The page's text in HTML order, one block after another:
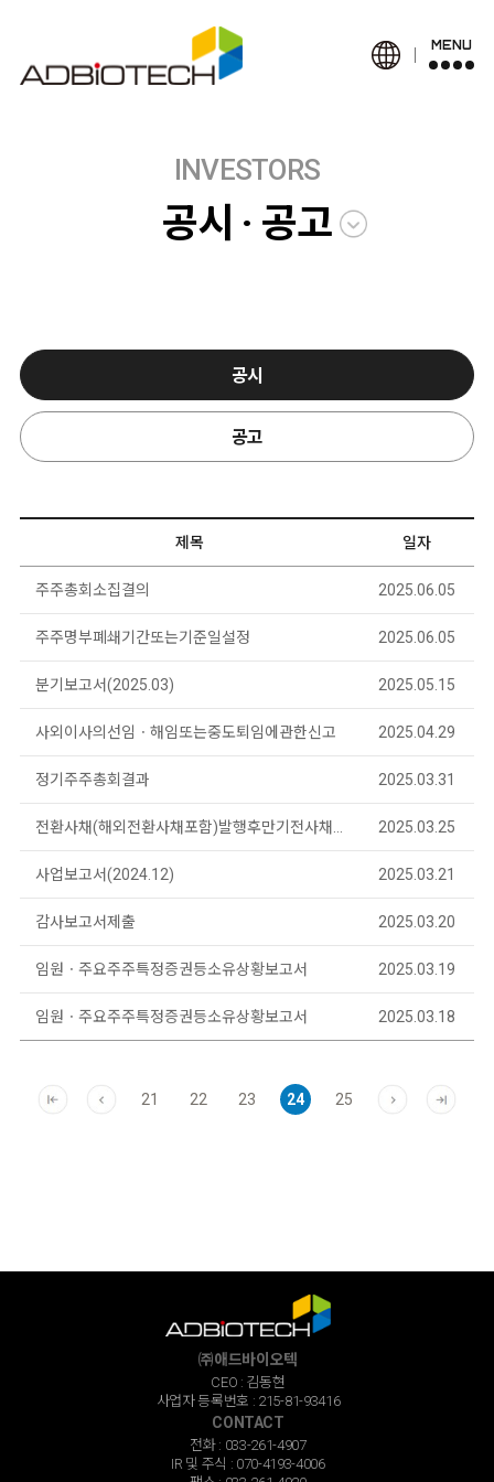
MENU
INVESTORS
공시 · 공고
공시
공고
제목 일자
주주총회소집결의 2025.06.05
주주명부폐쇄기간또는기준일설정 2025.06.05
분기보고서(2025.03) 2025.05.15
사외이사의선임ㆍ해임또는중도퇴임에관한신고 2025.04.29
정기주주총회결과 2025.03.31
2025.03.25
사업보고서(2024.12) 2025.03.21
감사보고서제출 2025.03.20
임원ㆍ주요주주특정증권등소유상황보고서 2025.03.19
임원ㆍ주요주주특정증권등소유상황보고서 2025.03.18
21 22 23 24 25
㈜애드바이오텍
CEO : 김동현
사업자 등록번호 : 215-81-93416
CONTACT
전화 : 033-261-4907
IR 및 주식 : 070-4193-4006